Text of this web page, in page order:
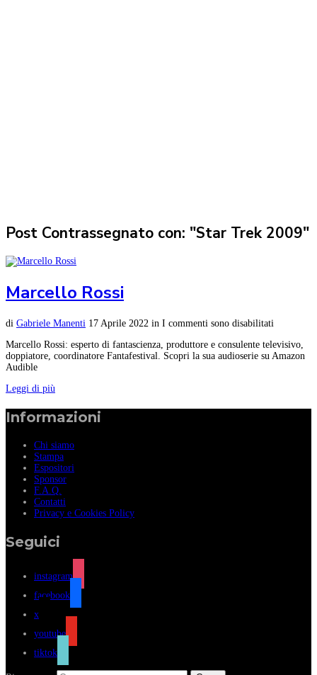
Post Contrassegnato con: "Star Trek 2009"
Marcello Rossi
di Gabriele Manenti 17 Aprile 2022 in I commenti sono disabilitati
Marcello Rossi: esperto di fantascienza, produttore e consulente televisivo,
doppiatore, coordinatore Fantafestival. Scopri la sua audioserie su Amazon
Audible
Leggi di più
Informazioni
Chi siamo
Stampa
Espositori
Sponsor
F.A.Q.
Contatti
Privacy e Cookies Policy
Seguici
instagram
facebook
x
youtube
tiktok